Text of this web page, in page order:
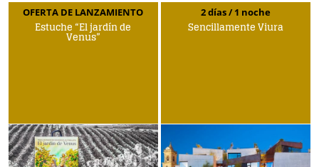
OFERTA DE LANZAMIENTO
Estuche “El jardín de
Venus”
2 días / 1 noche
Sencillamente Viura